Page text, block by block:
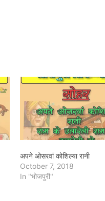
अपने ओसरवां कोशिल्या रानी
October 7, 2018
In "भोजपुरी"